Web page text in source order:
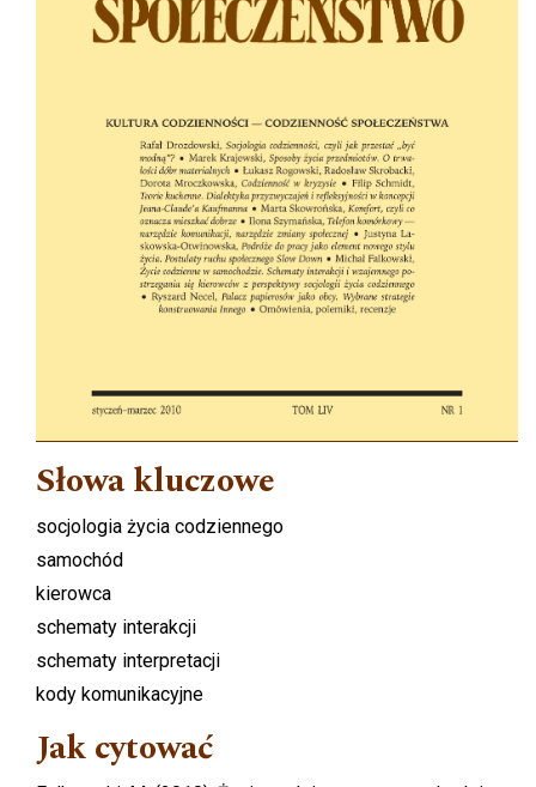
Słowa kluczowe
socjologia życia codziennego
samochód
kierowca
schematy interakcji
schematy interpretacji
kody komunikacyjne
Jak cytować